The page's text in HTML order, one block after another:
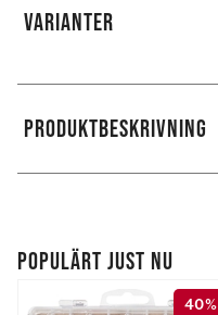
VARIANTER
PRODUKTBESKRIVNING
POPULÄRT JUST NU
40%